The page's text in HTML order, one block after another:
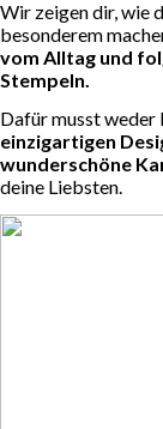
Wir zeigen dir, wie
besonderem
vom Alltag und
Stempeln.
Dafür musst weder
einzigartigen
wunderschöne
deine Liebsten.